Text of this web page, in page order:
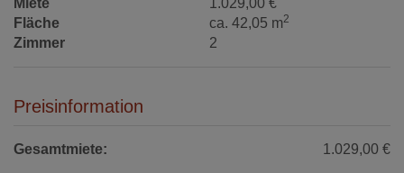
Fläche
ca. 42,05 m2
Zimmer 2
Preisinformation
Gesamtmiete:
1.029,00 €